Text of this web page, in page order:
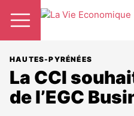
HAUTES-PYRÉNÉES
La CCI
de l’EGC